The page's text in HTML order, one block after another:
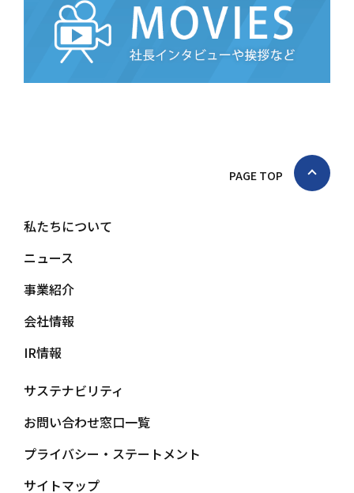
PAGE TOP
私たちについて
ニュース
事業紹介
会社情報
IR情報
サステナビリティ
お問い合わせ窓口一覧
プライバシー・ステートメント
サイトマップ